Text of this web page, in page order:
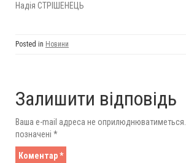
Надія СТРІШЕНЕЦЬ
Posted in Новини
Залишити відповідь
Ваша e-mail адреса не оприлюднюватиметься.
позначені *
Коментар*